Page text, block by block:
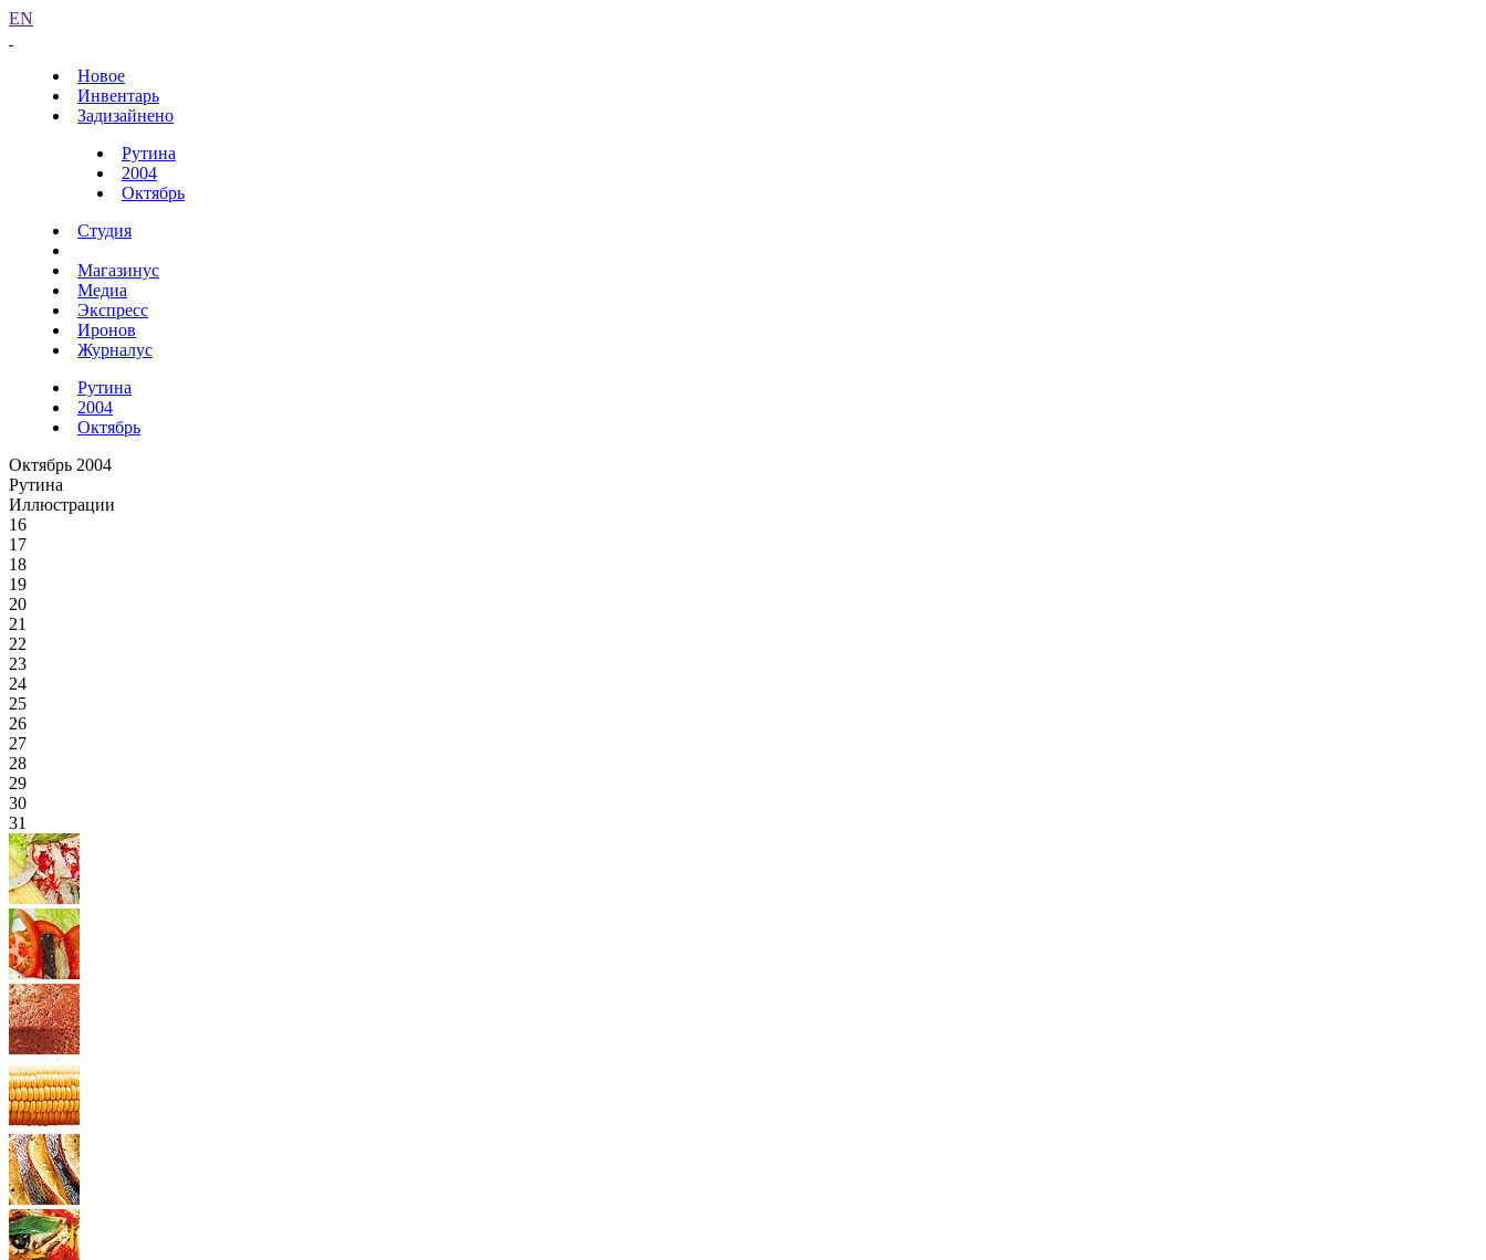
EN
Новое
Инвентарь
Задизайнено
Рутина
2004
Октябрь
Студия
Магазинус
Медиа
Экспресс
Иронов
Журналус
Рутина
2004
Октябрь
Октябрь 2004
Рутина
Иллюстрации
16
17
18
19
20
21
22
23
24
25
26
27
28
29
30
31